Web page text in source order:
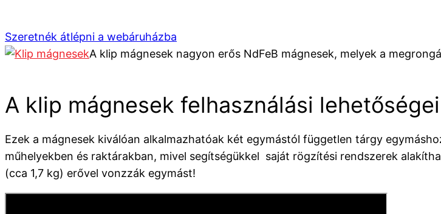
Szeretnék átlépni a webáruházba
A klip mágnesek nagyon erős NdFeB mágnesek, melyek a
A klip mágnesek felhasználási lehetőségei
Ezek a mágnesek kiválóan alkalmazhatóak két egymástól független tárgy
műhelyekben és raktárakban, mivel segítségükkel saját rögzítési rendszerek
(cca 1,7 kg) erővel vonzzák egymást!